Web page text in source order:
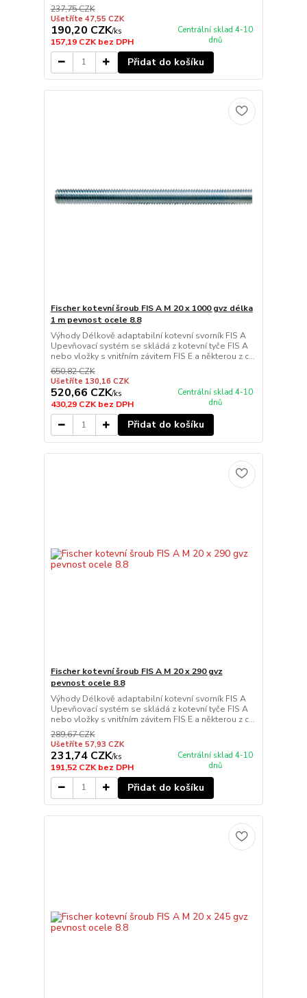
237,75 CZK
Ušetříte 47,55 CZK
190,20 CZK/ks
157,19 CZKbez DPH
Centrální sklad 4-10
dnů
Přidat do košíku
Fischer kotevní šroub FIS A M 20 x 1000 gvz délka
1 m pevnost ocele 8.8
Výhody Délkově adaptabilní kotevní svorník FIS A
Upevňovací systém se skládá z kotevní tyče FIS A
nebo vložky s vnitřním závitem FIS E a některou z c...
650,82 CZK
Ušetříte 130,16 CZK
520,66 CZK/ks
430,29 CZKbez DPH
Centrální sklad 4-10
dnů
Přidat do košíku
Fischer kotevní šroub FIS A M 20 x 290 gvz
pevnost ocele 8.8
Výhody Délkově adaptabilní kotevní svorník FIS A
Upevňovací systém se skládá z kotevní tyče FIS A
nebo vložky s vnitřním závitem FIS E a některou z c...
289,67 CZK
Ušetříte 57,93 CZK
231,74 CZK/ks
191,52 CZKbez DPH
Centrální sklad 4-10
dnů
Přidat do košíku